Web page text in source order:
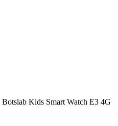
Kids Smart Watch E3 4G